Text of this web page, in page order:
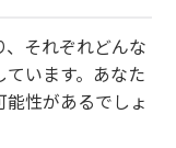
それぞれどんな
います。あなた
性があるでしょ